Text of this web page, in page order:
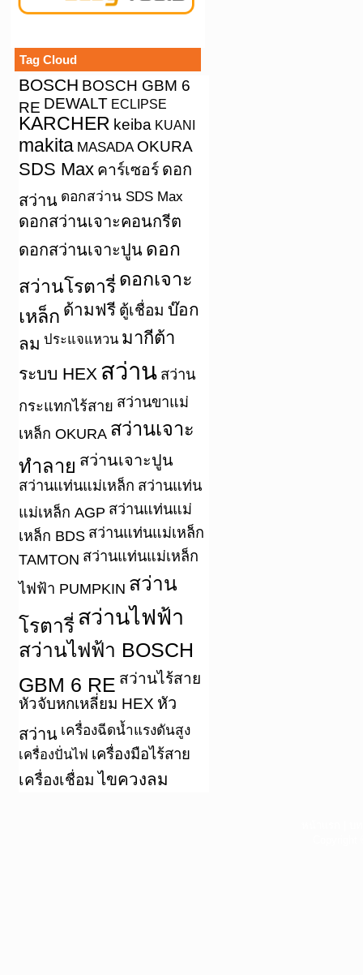
Tag Cloud
BOSCH BOSCH GBM 6
RE DEWALT ECLIPSE
KARCHER keiba KUANI
makita MASADA OKURA
SDS Max คาร์เซอร์ ดอก
สว่าน ดอกสว่าน SDS Max
ดอกสว่านเจาะคอนกรีต
ดอกสว่านเจาะปูน ดอก
สว่านโรตารี่ ดอกเจาะ
เหล็ก ด้ามฟรี ตู้เชื่อม บ๊อก
ลม ประแจแหวน มากีต้า
ระบบ HEX สว่าน สว่าน
กระแทกไร้สาย สว่านขาแม่
เหล็ก OKURA สว่านเจาะ
ทำลาย สว่านเจาะปูน
สว่านแท่นแม่เหล็ก สว่านแท่น
แม่เหล็ก AGP สว่านแท่นแม่
เหล็ก BDS สว่านแท่นแม่เหล็ก
TAMTON สว่านแท่นแม่เหล็ก
ไฟฟ้า PUMPKIN สว่าน
โรตารี่ สว่านไฟฟ้า
สว่านไฟฟ้า BOSCH
GBM 6 RE สว่านไร้สาย
หัวจับหกเหลี่ยม HEX หัว
สว่าน เครื่องฉีดน้ำแรงดันสูง
เครื่องปั่นไฟ เครื่องมือไร้สาย
เครื่องเชื่อม ไขควงลม